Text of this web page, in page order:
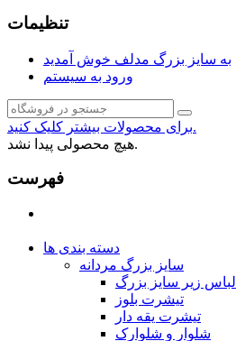
تنظیمات
به سایز بزرگ مدلف خوش آمدید
ورود به سیستم
برای محصولات بیشتر کلیک کنید.
هیچ محصولی پیدا نشد.
فهرست
دسته بندی ها
سایز بزرگ مردانه
لباس زیر سایز بزرگ
تیشرت بلوز
تیشرت یقه دار
شلوار و شلوارک